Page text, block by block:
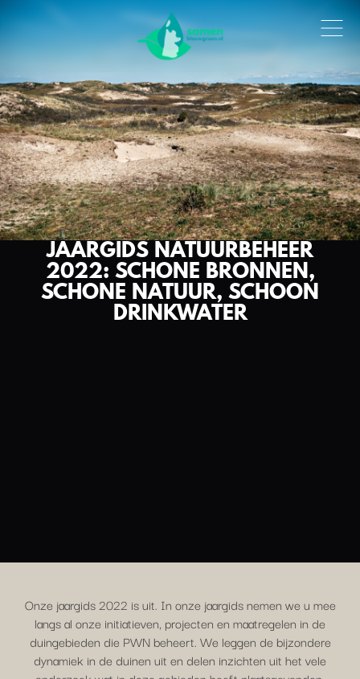
JAARGIDS NATUURBEHEER
2022: SCHONE BRONNEN,
SCHONE NATUUR, SCHOON
DRINKWATER
Onze jaargids 2022 is uit. In onze jaargids nemen we u mee
langs al onze initiatieven, projecten en maatregelen in de
duingebieden die PWN beheert. We leggen de bijzondere
dynamiek in de duinen uit en delen inzichten uit het vele